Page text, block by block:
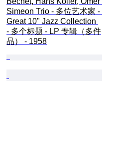
Simeon Trio - 多位艺术家 -
Great 10" Jazz Collection
- 多个标题 - LP 专辑（多件
品） - 1958